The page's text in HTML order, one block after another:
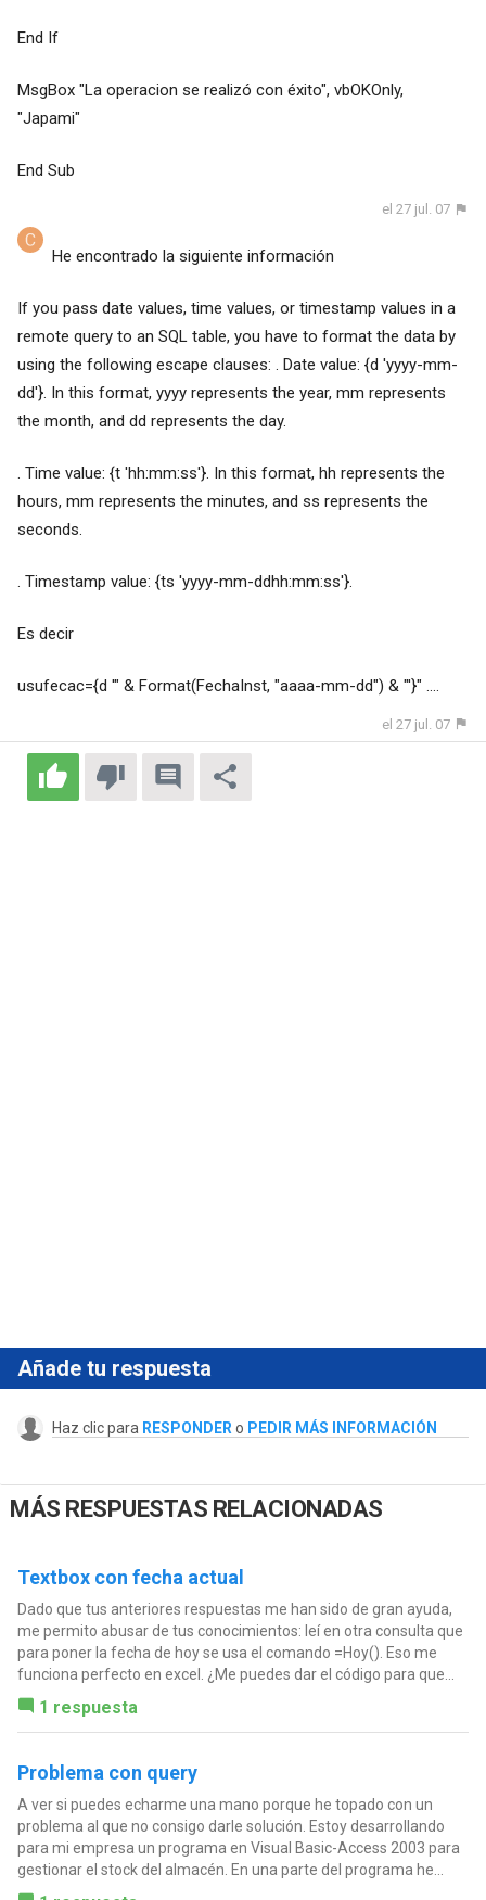
End If
MsgBox "La operacion se realizó con éxito", vbOKOnly,
"Japami"
End Sub
el 27 jul. 07
He encontrado la siguiente información
If you pass date values, time values, or timestamp values in a
remote query to an SQL table, you have to format the data by
using the following escape clauses: . Date value: {d 'yyyy-mm-
dd'}. In this format, yyyy represents the year, mm represents
the month, and dd represents the day.
. Time value: {t 'hh:mm:ss'}. In this format, hh represents the
hours, mm represents the minutes, and ss represents the
seconds.
. Timestamp value: {ts 'yyyy-mm-ddhh:mm:ss'}.
Es decir
usufecac={d '" & Format(FechaInst, "aaaa-mm-dd") & "'}" ....
el 27 jul. 07
Añade tu respuesta
Haz clic para RESPONDER o PEDIR MÁS INFORMACIÓN
MÁS RESPUESTAS RELACIONADAS
Textbox con fecha actual
Dado que tus anteriores respuestas me han sido de gran ayuda,
me permito abusar de tus conocimientos: leí en otra consulta que
para poner la fecha de hoy se usa el comando =Hoy(). Eso me
funciona perfecto en excel. ¿Me puedes dar el código para que...
1 respuesta
Problema con query
A ver si puedes echarme una mano porque he topado con un
problema al que no consigo darle solución. Estoy desarrollando
para mi empresa un programa en Visual Basic-Access 2003 para
gestionar el stock del almacén. En una parte del programa he...